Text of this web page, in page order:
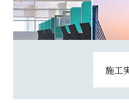
施工